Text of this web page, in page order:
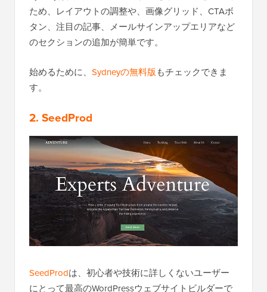
ため、レイアウトの調整や、画像グリッド、CTAボ
タン、注目の記事、メールサインアップエリアなど
のセクションの追加が簡単です。
始めるために、 Sydneyの無料版もチェックできま
す。
2. SeedProd
SeedProdは、初心者や技術に詳しくないユーザー
にとって最高のWordPressウェブサイトビルダーで